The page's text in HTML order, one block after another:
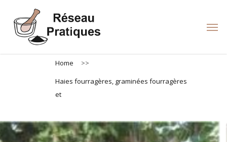
main
Home
>>
Haies fourragères, graminées fourragères
et